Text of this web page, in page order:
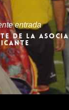
entrada
DE LA